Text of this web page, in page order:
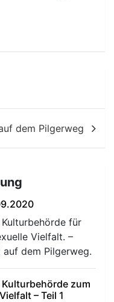
dem Pilgerweg
für
Vielfalt. –
dem Pilgerweg.
zum
– Teil 1